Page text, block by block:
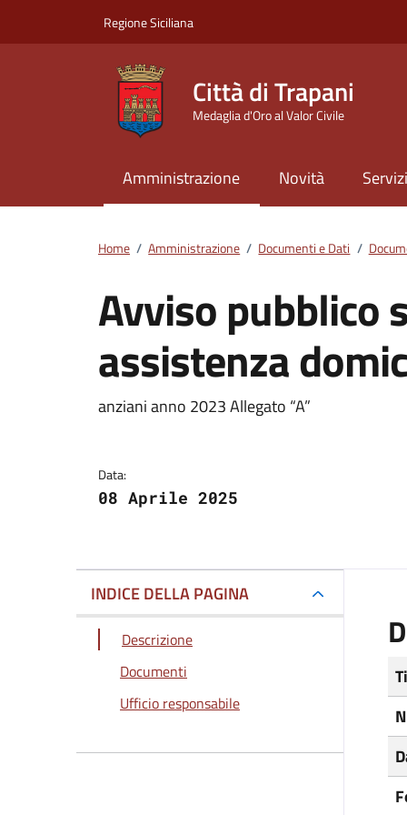
Regione Siciliana
Città di Trapani
Medaglia d'Oro al Valor Civile
Amministrazione Novità Servizi
Home / Amministrazione / Documenti e Dati /
Avviso pubblico
assistenza
Dettagli del
anziani anno 2023 Allegato “A”
Data:
08 Aprile 2025
INDICE DELLA PAGINA
Descrizione
Documenti
Ufficio responsabile